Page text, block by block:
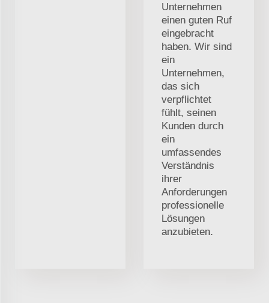
Unternehmen
einen guten Ruf
eingebracht
haben. Wir sind
ein
Unternehmen,
das sich
verpflichtet
fühlt, seinen
Kunden durch
ein
umfassendes
Verständnis
ihrer
Anforderungen
professionelle
Lösungen
anzubieten.